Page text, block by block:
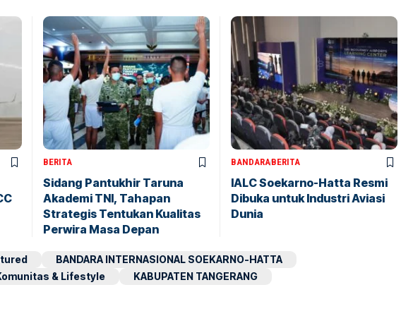
BERITA
Sidang Pantukhir Taruna
Akademi TNI, Tahapan
Strategis Tentukan Kualitas
Perwira Masa Depan
BANDARABERITA
IALC Soekarno-Hatta Resmi
Dibuka untuk Industri Aviasi
Dunia
BANDARA INTERNASIONAL SOEKARNO-HATTA
& Lifestyle KABUPATEN TANGERANG